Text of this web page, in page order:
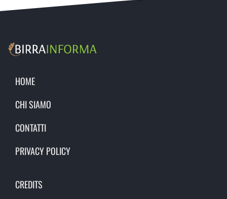
HOME
CHI SIAMO
CONTATTI
PRIVACY POLICY
CREDITS